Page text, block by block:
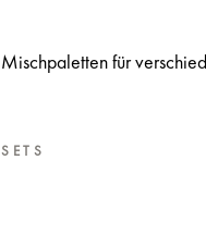
Mischpaletten für
SETS